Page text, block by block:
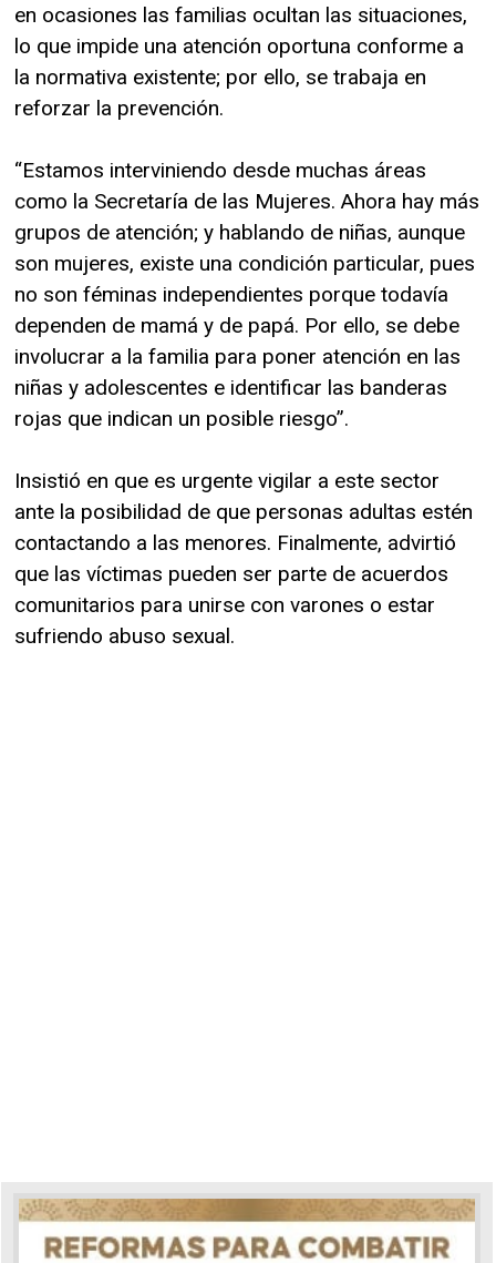
en ocasiones las familias ocultan las situaciones,
lo que impide una atención oportuna conforme a
la normativa existente; por ello, se trabaja en
reforzar la prevención.
“Estamos interviniendo desde muchas áreas
como la Secretaría de las Mujeres. Ahora hay más
grupos de atención; y hablando de niñas, aunque
son mujeres, existe una condición particular, pues
no son féminas independientes porque todavía
dependen de mamá y de papá. Por ello, se debe
involucrar a la familia para poner atención en las
niñas y adolescentes e identificar las banderas
rojas que indican un posible riesgo”.
Insistió en que es urgente vigilar a este sector
ante la posibilidad de que personas adultas estén
contactando a las menores. Finalmente, advirtió
que las víctimas pueden ser parte de acuerdos
comunitarios para unirse con varones o estar
sufriendo abuso sexual.